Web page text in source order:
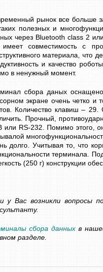
МАШИНКА ДЛЯ ДЕНЕГ
750 С ОПРЕДЕЛЕНИЕМ
НОМИНАЛА
рынок все больше
полезных и
через Bluetooth class 2
совместимость с
материала, что
и качество
в ненужный момент.
сбора даных
экране очень четко и
Количество клавиш –
Прочный,
или RS-232. Помимо этого,
долго. Учитывая то, что
терминала.
(250 г) конструкции
у Вас возникли вопросы
сбора данных в
разделе.